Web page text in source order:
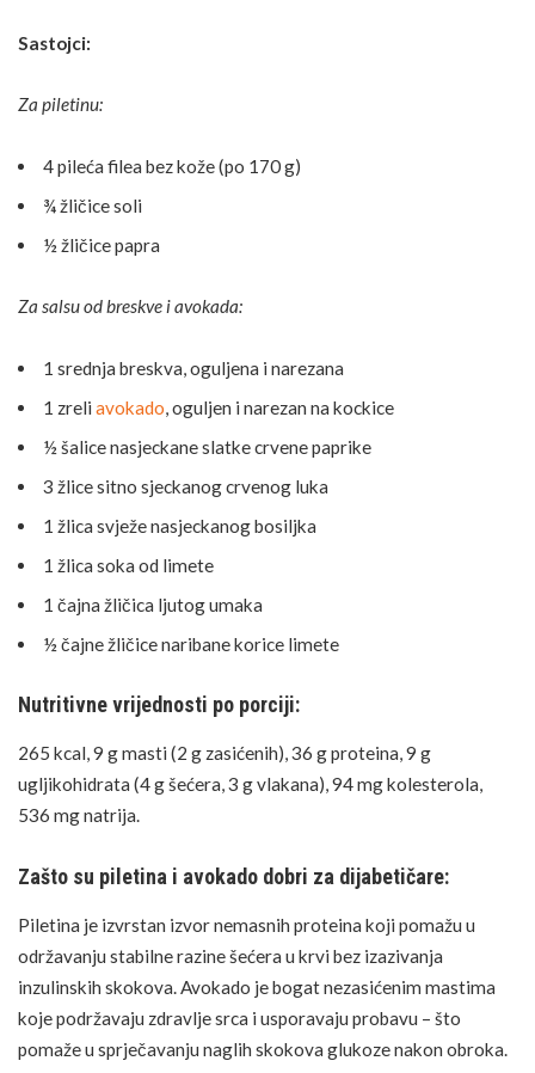
Sastojci:
Za piletinu:
4 pileća filea bez kože (po 170 g)
¾ žličice soli
½ žličice papra
Za salsu od breskve i avokada:
1 srednja breskva, oguljena i narezana
1 zreliavokado, oguljen i narezan na kockice
½ šalice nasjeckane slatke crvene paprike
3 žlice sitno sjeckanog crvenog luka
1 žlica svježe nasjeckanog bosiljka
1 žlica soka od limete
1 čajna žličica ljutog umaka
½ čajne žličice naribane korice limete
Nutritivne vrijednosti po porciji:
265 kcal, 9 g masti (2 g zasićenih), 36 g proteina, 9 g
ugljikohidrata (4 g šećera, 3 g vlakana), 94 mg kolesterola,
536 mg natrija.
Zašto su piletina i avokado dobri za dijabetičare:
Piletina je izvrstan izvor nemasnih proteina koji pomažu u
održavanju stabilne razine šećera u krvi bez izazivanja
inzulinskih skokova. Avokado je bogat nezasićenim mastima
koje podržavaju zdravlje srca i usporavaju probavu – što
pomaže u sprječavanju naglih skokova glukoze nakon obroka.